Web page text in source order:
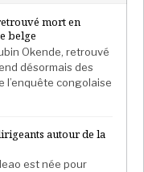
mort en
belge
Okende, retrouvé
désormais des
l’enquête congolaise
autour de la
est née pour